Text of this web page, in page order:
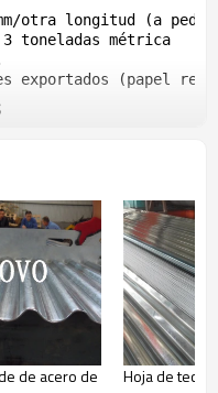
otra longitud (a
toneladas métrica
de acero de
Hoja de